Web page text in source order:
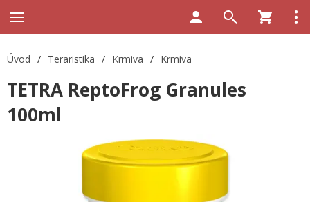
Úvod / Teraristika / Krmiva / Krmiva
TETRA ReptoFrog Granules
100ml